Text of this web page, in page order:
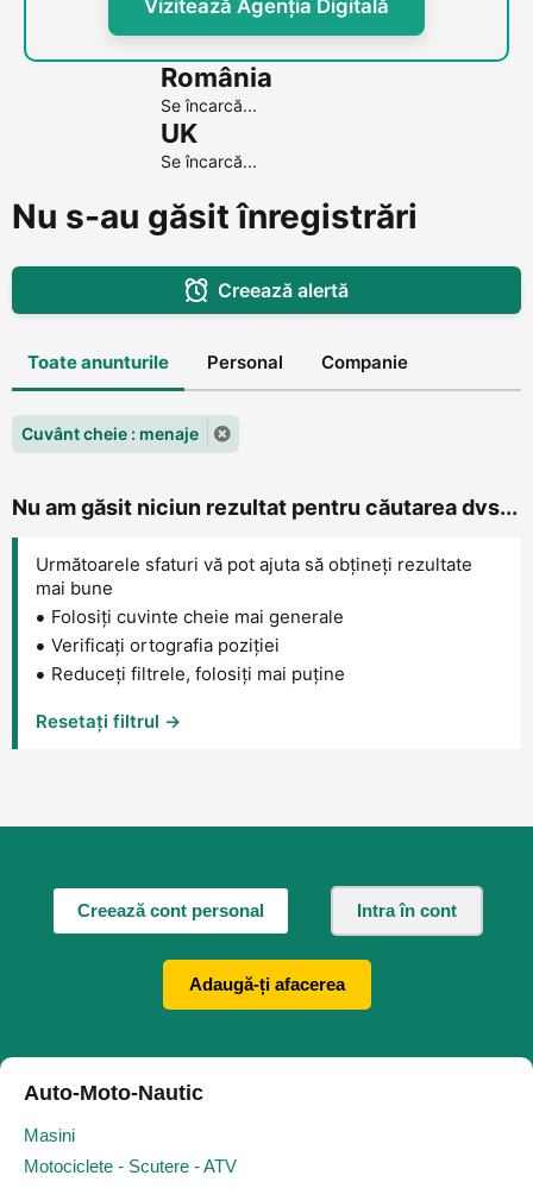
Vizitează Agenția Digitală
România
Se încarcă...
UK
Se încarcă...
Nu s-au găsit înregistrări
Creează alertă
Toate anunturile Personal Companie
Cuvânt cheie : menaje
Nu am găsit niciun rezultat pentru căutarea dvs...
Următoarele sfaturi vă pot ajuta să obțineți rezultate
mai bune
Folosiți cuvinte cheie mai generale
Verificați ortografia poziției
Reduceți filtrele, folosiți mai puține
Resetați filtrul →
Creează cont personal Intra în cont
Adaugă-ți afacerea
Auto-Moto-Nautic
Masini
Motociclete - Scutere - ATV